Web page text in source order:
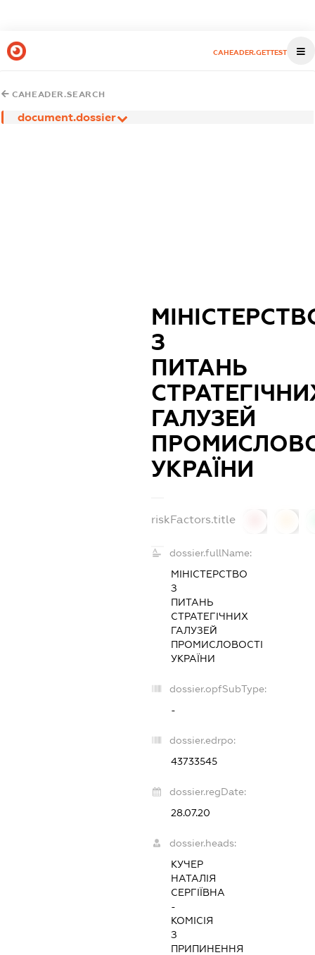
CAHEADER.GETTEST
CAHEADER.SEARCH
document.dossier
З
ПИТАНЬ
ГАЛУЗЕЙ
УКРАЇНИ
riskFactors.title
dossier.fullName:
МІНІСТЕРСТВО
З
ПИТАНЬ
СТРАТЕГІЧНИХ
ГАЛУЗЕЙ
ПРОМИСЛОВОСТІ
УКРАЇНИ
dossier.opfSubType:
-
dossier.edrpo:
43733545
dossier.regDate:
28.07.20
dossier.heads:
КУЧЕР
НАТАЛІЯ
СЕРГІЇВНА
-
КОМІСІЯ
З
ПРИПИНЕННЯ